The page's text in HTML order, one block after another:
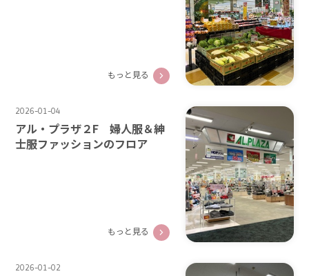
もっと見る
2026-01-04
アル・プラザ２F 婦人服＆紳
士服ファッションのフロア
もっと見る
2026-01-02